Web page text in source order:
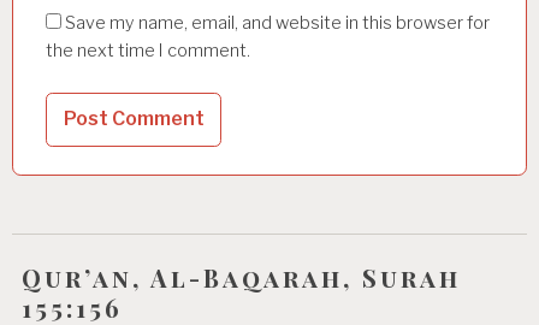
Save my name, email, and website in this browser for
the next time I comment.
Qur’an, Al-Baqarah, Surah
155:156